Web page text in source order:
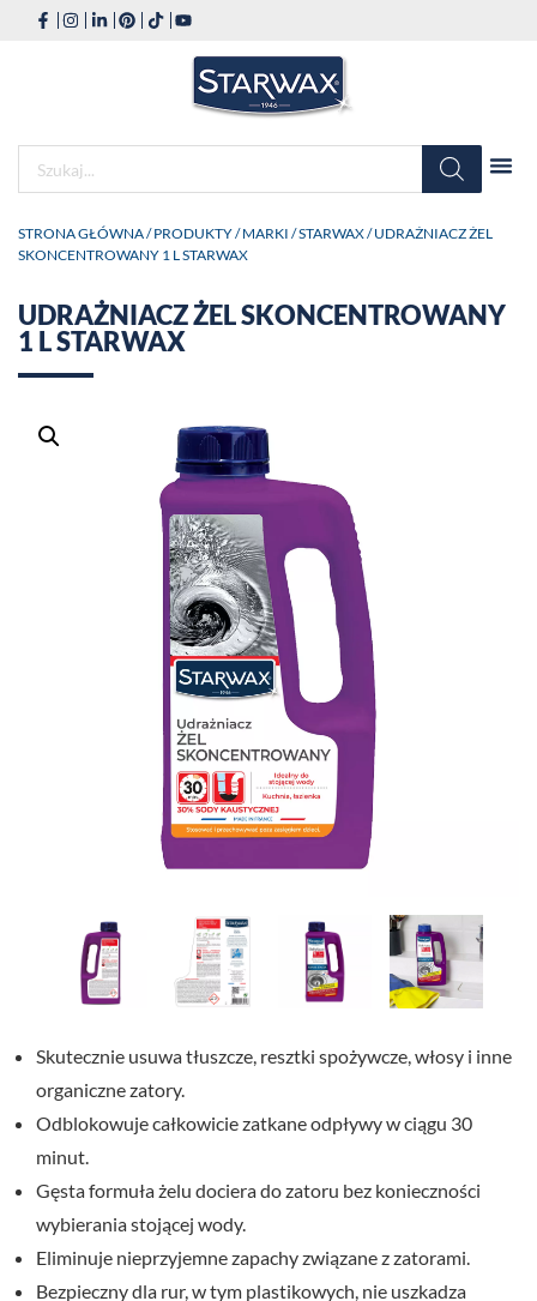
STRONA GŁÓWNA/PRODUKTY/MARKI /STARWAX/ UDRAŻNIACZ ŻEL
SKONCENTROWANY 1 L STARWAX
UDRAŻNIACZ ŻEL SKONCENTROWANY
1 L STARWAX
Skutecznie usuwa tłuszcze, resztki spożywcze, włosy i inne
organiczne zatory.
Odblokowuje całkowicie zatkane odpływy w ciągu 30
minut.
Gęsta formuła żelu dociera do zatoru bez konieczności
wybierania stojącej wody.
Eliminuje nieprzyjemne zapachy związane z zatorami.
Bezpieczny dla rur, w tym plastikowych, nie uszkadza